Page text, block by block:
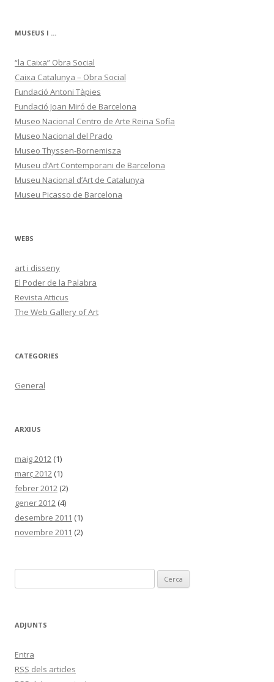
MUSEUS I ...
“la Caixa” Obra Social
Caixa Catalunya – Obra Social
Fundació Antoni Tàpies
Fundació Joan Miró de Barcelona
Museo Nacional Centro de Arte Reina Sofía
Museo Nacional del Prado
Museo Thyssen-Bornemisza
Museu d’Art Contemporani de Barcelona
Museu Nacional d’Art de Catalunya
Museu Picasso de Barcelona
WEBS
art i disseny
El Poder de la Palabra
Revista Atticus
The Web Gallery of Art
CATEGORIES
General
ARXIUS
maig 2012 (1)
març 2012 (1)
febrer 2012 (2)
gener 2012 (4)
desembre 2011 (1)
novembre 2011 (2)
e
c
:
ADJUNTS
Entra
RSS dels articles